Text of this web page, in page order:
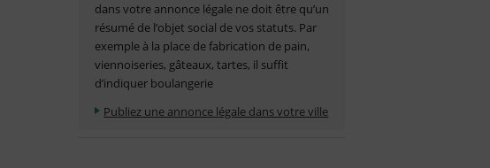
dans votre annonce légale ne doit être qu’un
résumé de l’objet social de vos statuts. Par
exemple à la place de fabrication de pain,
viennoiseries, gâteaux, tartes, il suffit
d’indiquer boulangerie
Publiez une annonce légale dans votre ville